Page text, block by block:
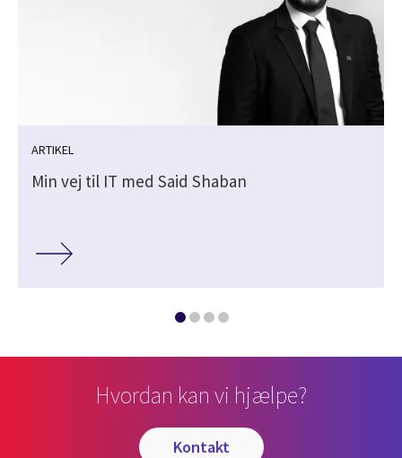
ARTIKEL
Min vej til IT med Said Shaban
Hvordan kan vi hjælpe?
kontakt